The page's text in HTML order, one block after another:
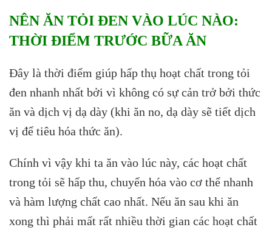
NÊN ĂN TỎI ĐEN VÀO LÚC NÀO:
THỜI ĐIỂM TRƯỚC BỮA ĂN
Đây là thời điểm giúp hấp thụ hoạt chất trong tỏi
đen nhanh nhất bởi vì không có sự cản trở bởi thức
ăn và dịch vị dạ dày (khi ăn no, dạ dày sẽ tiết dịch
vị để tiêu hóa thức ăn).
Chính vì vậy khi ta ăn vào lúc này, các hoạt chất
trong tỏi sẽ hấp thu, chuyển hóa vào cơ thể nhanh
và hàm lượng chất cao nhất. Nếu ăn sau khi ăn
xong thì phải mất rất nhiều thời gian các hoạt chất